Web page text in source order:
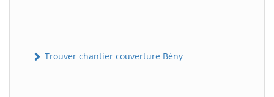
Trouver chantier couverture Bény